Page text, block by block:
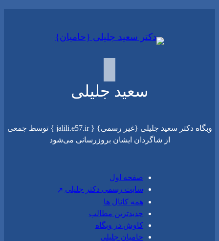
سعید جلیلی
وبگاه دکتر سعید جلیلی {غیر رسمی} { jalili.e57.ir } توسط جمعی
از شاگردان ایشان بروزرسانی می‌شود
صفحه اول
سایت رسمی دکتر جلیلی
همه کانال ها
جدیدترین مطالب
کاوش در وبگاه
حامیان جلیلی